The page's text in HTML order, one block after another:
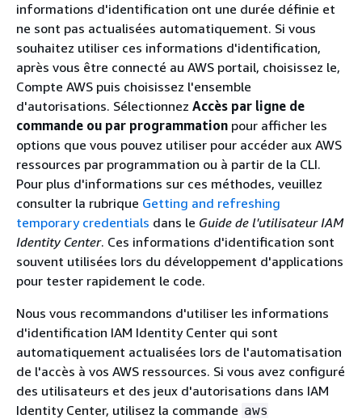
informations d'identification ont une durée définie et
ne sont pas actualisées automatiquement. Si vous
souhaitez utiliser ces informations d'identification,
après vous être connecté au AWS portail, choisissez le,
Compte AWS puis choisissez l'ensemble
d'autorisations. Sélectionnez Accès par ligne de
commande ou par programmation pour afficher les
options que vous pouvez utiliser pour accéder aux AWS
ressources par programmation ou à partir de la CLI.
Pour plus d'informations sur ces méthodes, veuillez
consulter la rubrique Getting and refreshing
temporary credentials dans le Guide de l'utilisateur IAM
Identity Center. Ces informations d'identification sont
souvent utilisées lors du développement d'applications
pour tester rapidement le code.
Nous vous recommandons d'utiliser les informations
d'identification IAM Identity Center qui sont
automatiquement actualisées lors de l'automatisation
de l'accès à vos AWS ressources. Si vous avez configuré
des utilisateurs et des jeux d'autorisations dans IAM
Identity Center, utilisez la commande aws